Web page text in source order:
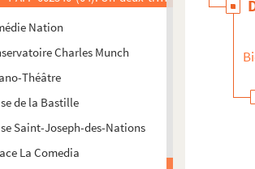
Nation
Charles Munch
Théâtre
de la Bastille
Saint-Joseph-des-Nations
La Comedia